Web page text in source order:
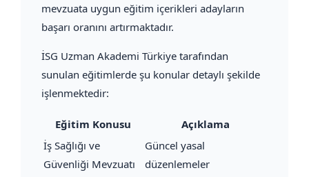
mevzuata uygun eğitim içerikleri adayların
başarı oranını artırmaktadır.
İSG Uzman Akademi Türkiye tarafından
sunulan eğitimlerde şu konular detaylı şekilde
işlenmektedir:
Eğitim Konusu
Açıklama
İş Sağlığı ve
Güvenliği Mevzuatı
Güncel yasal
düzenlemeler